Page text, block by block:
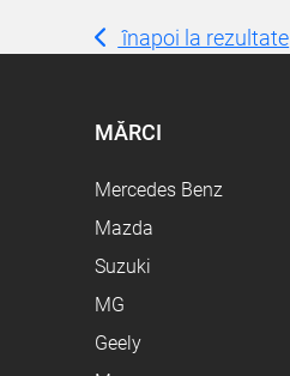
înapoi la rezultate
MĂRCI
Mercedes Benz
Mazda
Suzuki
MG
Geely